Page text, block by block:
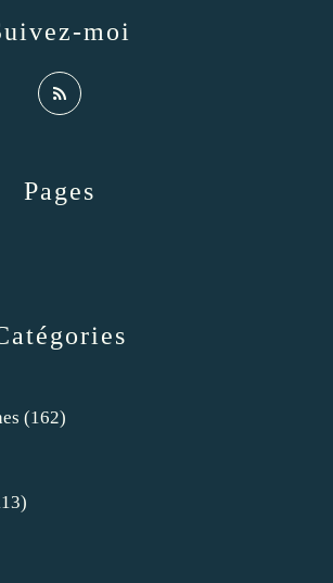
(162)
Pages
moi